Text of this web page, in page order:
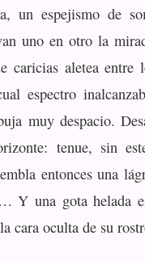
un espejismo de
uno en otro la
caricias aletea entre
espectro
muy despacio.
tenue, sin
entonces una
Y una gota helada
cara oculta de su